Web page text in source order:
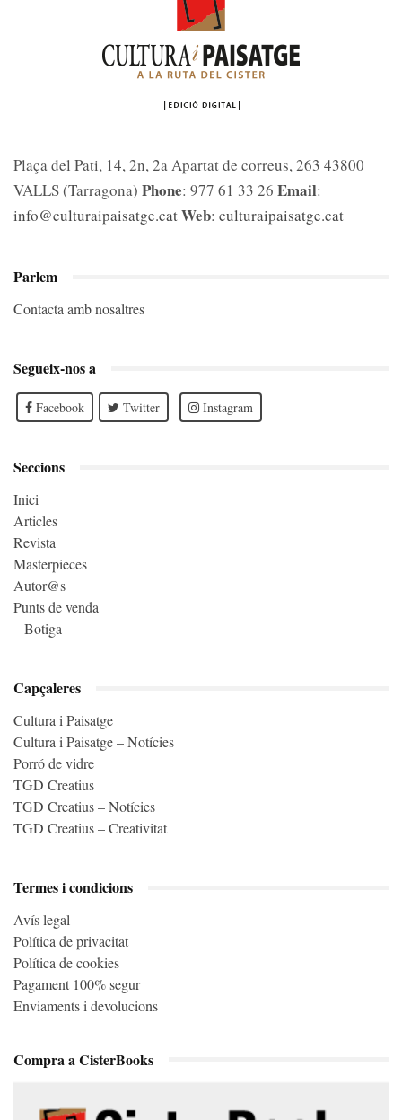
Plaça del Pati, 14, 2n, 2a Apartat de correus, 263 43800
VALLS (Tarragona) Phone: 977 61 33 26 Email:
info@culturaipaisatge.catWeb: culturaipaisatge.cat
Parlem
Contacta amb nosaltres
Segueix-nos a
Facebook Twitter Instagram
Seccions
Inici
Articles
Revista
Masterpieces
Autor@s
Punts de venda
– Botiga –
Capçaleres
Cultura i Paisatge
Cultura i Paisatge – Notícies
Porró de vidre
TGD Creatius
TGD Creatius – Notícies
TGD Creatius – Creativitat
Termes i condicions
Avís legal
Política de privacitat
Política de cookies
Pagament 100% segur
Enviaments i devolucions
Compra a CisterBooks